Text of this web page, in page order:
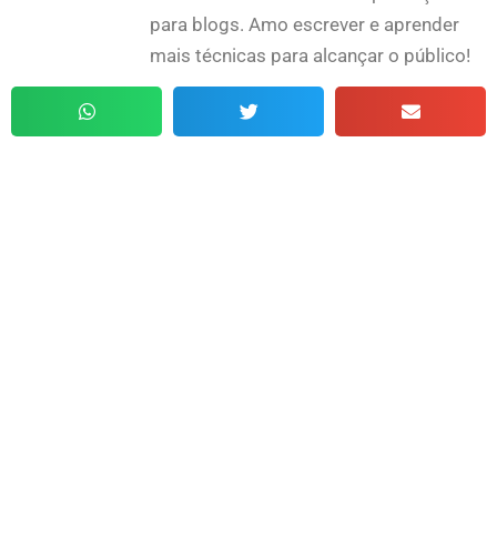
para blogs. Amo escrever e aprender
mais técnicas para alcançar o público!